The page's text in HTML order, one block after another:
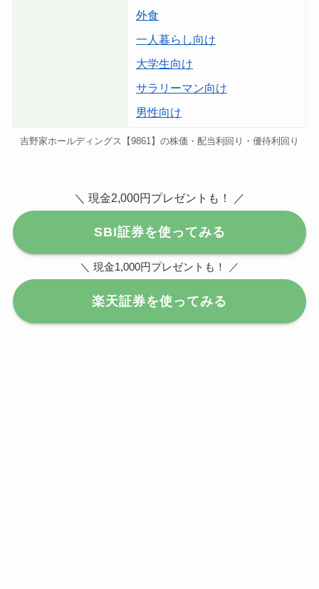
外食
一人暮らし向け
大学生向け
サラリーマン向け
男性向け
吉野家ホールディングス【9861】の株価・配当利回り・優待利回り
＼ 現金2,000円プレゼントも！ ／
SBI証券を使ってみる
＼ 現金1,000円プレゼントも！ ／
楽天証券を使ってみる